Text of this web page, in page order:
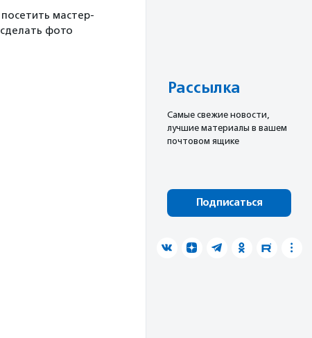
мастер-
фото
Рассылка
Cамые свежие новости,
лучшие материалы в вашем
почтовом ящике
Подписаться